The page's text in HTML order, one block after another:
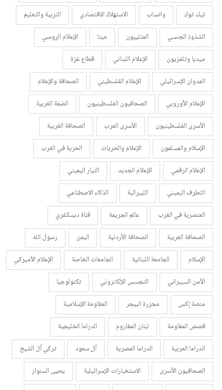
تيك توك
واتساب الاستهلاك الاقتصادي
التربية والتعليم
الشذوذ الجنسي
المثلييون ميتا
الإعلام الروسي
ميديا وتلفزيون
الإعلام اللبناني
قطاع غزة
العدوان الإسرائيلي
الإعلام الفلسطيني
الصحافة والإعلام
الإعلام الأوروبي
الصحافيون الفلسطينيون
الضفة الغربية
الأسرى الفلسطينيون
الأسرى العرب
الصحافة الغربية
الإسلام والمسلمون
الإعلام والحريات
الحرية في الغرب
الإعلام الرقمي
الإعلام الجديد
التيار اليميني
التطرف اليميني
الليبرالية
الذكاء الاصطناعي
العنصرية في الغرب
عالم الجريمة
قناة ديسكفري
الصحافة العربية
الصحافة الأردنية اليمن
رسول الله
الإسلام
الجامعة اللبنانية الجامعات الخاصة
الإعلام الأميركي
الأمن السيبراني
التجسس الإلكتروني
تكنولوجيا
منصة إكس
مجزرة البيجر
المقاومة الإسلامية
قصص المقاومة
لبنان المقاروم
الدراما الخليجية
الدراما العربية
الدراما المصرية أل سعود
تركي أل الشيخ
الصحافيون الأسرى
الاستخبارات الإسرائيلية
يحيى السنوار